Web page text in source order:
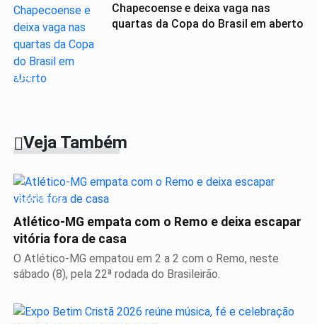
04
Chapecoense e deixa vaga nas
quartas da Copa do Brasil em aberto
Veja Também
ESPORTES
Atlético-MG empata com o Remo e deixa escapar
vitória fora de casa
O Atlético-MG empatou em 2 a 2 com o Remo, neste
sábado (8), pela 22ª rodada do Brasileirão.